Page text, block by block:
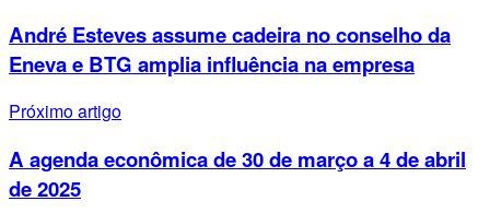
André Esteves assume cadeira no conselho da
Eneva e BTG amplia influência na empresa
Próximo artigo
A agenda econômica de 30 de março a 4 de abril
de 2025